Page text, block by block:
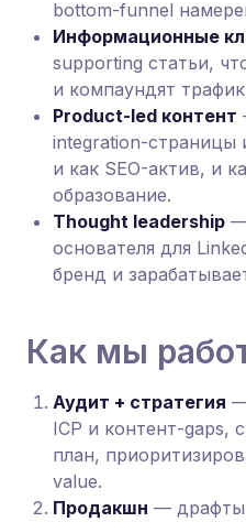
bottom-funnel
Информационные
supporting статьи,
и компаундят
Product-led контент
integration-
и как SEO-актив, и
образование.
Thought leadership —
основателя для
бренд и
Как мы
Аудит + стратегия
ICP и контент-gaps,
план,
value.
Продакшн — драфты